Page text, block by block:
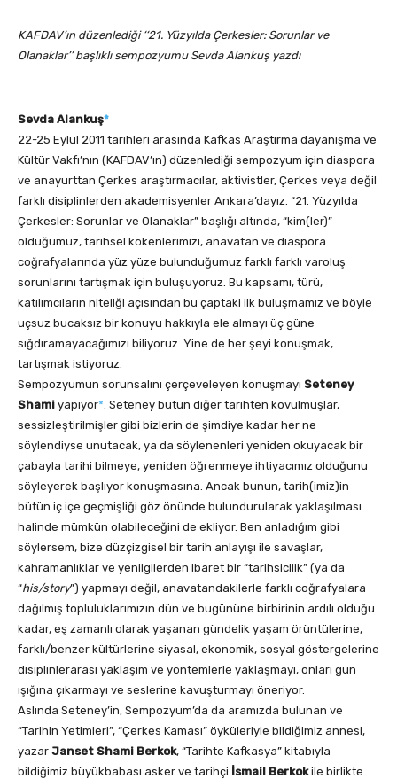
KAFDAV’ın düzenlediği ‘‘21. Yüzyılda Çerkesler: Sorunlar ve
Olanaklar’’ başlıklı sempozyumu Sevda Alankuş yazdı
Sevda Alankuş*
22-25 Eylül 2011 tarihleri arasında Kafkas Araştırma dayanışma ve
Kültür Vakfı’nın (KAFDAV’ın) düzenlediği sempozyum için diaspora
ve anayurttan Çerkes araştırmacılar, aktivistler, Çerkes veya değil
farklı disiplinlerden akademisyenler Ankara’dayız. “21. Yüzyılda
Çerkesler: Sorunlar ve Olanaklar” başlığı altında, “kim(ler)”
olduğumuz, tarihsel kökenlerimizi, anavatan ve diaspora
coğrafyalarında yüz yüze bulunduğumuz farklı farklı varoluş
sorunlarını tartışmak için buluşuyoruz. Bu kapsamı, türü,
katılımcıların niteliği açısından bu çaptaki ilk buluşmamız ve böyle
uçsuz bucaksız bir konuyu hakkıyla ele almayı üç güne
sığdıramayacağımızı biliyoruz. Yine de her şeyi konuşmak,
tartışmak istiyoruz.
Sempozyumun sorunsalını çerçeveleyen konuşmayı Seteney
Shami yapıyor* . Seteney bütün diğer tarihten kovulmuşlar,
sessizleştirilmişler gibi bizlerin de şimdiye kadar her ne
söylendiyse unutacak, ya da söylenenleri yeniden okuyacak bir
çabayla tarihi bilmeye, yeniden öğrenmeye ihtiyacımız olduğunu
söyleyerek başlıyor konuşmasına. Ancak bunun, tarih(imiz)in
bütün iç içe geçmişliği göz önünde bulundurularak yaklaşılması
halinde mümkün olabileceğini de ekliyor. Ben anladığım gibi
söylersem, bize düzçizgisel bir tarih anlayışı ile savaşlar,
kahramanlıklar ve yenilgilerden ibaret bir “tarihsicilik” (ya da
“his/story”) yapmayı değil, anavatandakilerle farklı coğrafyalara
dağılmış topluluklarımızın dün ve bugününe birbirinin ardılı olduğu
kadar, eş zamanlı olarak yaşanan gündelik yaşam örüntülerine,
farklı/benzer kültürlerine siyasal, ekonomik, sosyal göstergelerine
disiplinlerarası yaklaşım ve yöntemlerle yaklaşmayı, onları gün
ışığına çıkarmayı ve seslerine kavuşturmayı öneriyor.
Aslında Seteney’in, Sempozyum’da da aramızda bulunan ve
“Tarihin Yetimleri”, “Çerkes Kaması” öyküleriyle bildiğimiz annesi,
yazar Janset Shami Berkok, “Tarihte Kafkasya” kitabıyla
bildiğimiz büyükbabası asker ve tarihçi İsmail Berkokile birlikte